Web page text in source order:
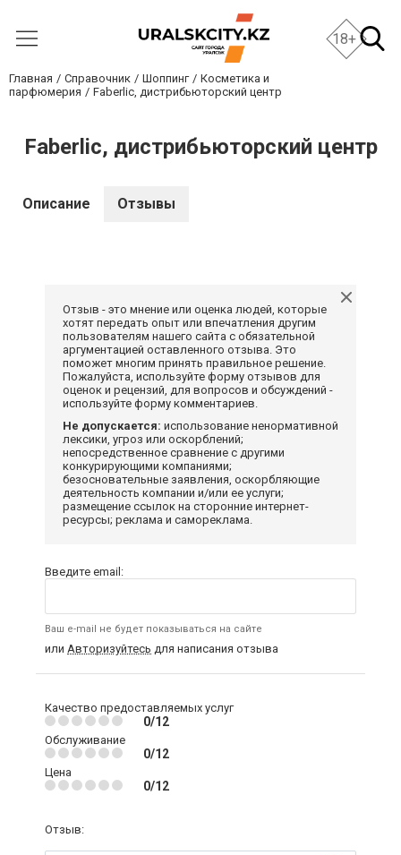
18+
Главная Справочник Шоппинг
Косметика и
парфюмерия
Faberlic, дистрибьюторский центр
Faberlic, дистрибьюторский центр
Описание Отзывы
Отзыв - это мнение или оценка людей, которые
хотят передать опыт или впечатления другим
пользователям нашего сайта с обязательной
аргументацией оставленного отзыва. Это
поможет многим принять правильное решение.
Пожалуйста, используйте форму отзывов для
оценок и рецензий, для вопросов и обсуждений -
используйте форму комментариев.
Не допускается: использование ненормативной
лексики, угроз или оскорблений;
непосредственное сравнение с другими
конкурирующими компаниями;
безосновательные заявления, оскорбляющие
деятельность компании и/или ее услуги;
размещение ссылок на сторонние интернет-
ресурсы; реклама и самореклама.
Введите email:
Ваш e-mail не будет показываться на сайте
или Авторизуйтесь для написания отзыва
Качество предоставляемых услуг
0/12
Обслуживание
0/12
Цена
0/12
Отзыв: